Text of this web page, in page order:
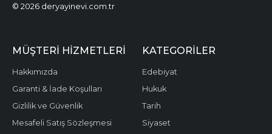
© 2026 deryayinevi.com.tr
MÜŞTERI HIZMETLERI
Hakkımızda
Garanti & İade Koşulları
Gizlilik ve Güvenlik
Mesafeli Satış Sözleşmesi
KATEGORILER
Edebiyat
Hukuk
Tarih
Siyaset